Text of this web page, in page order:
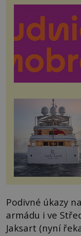
Podivné úkazy
armádu i ve
Jaksart (nyní